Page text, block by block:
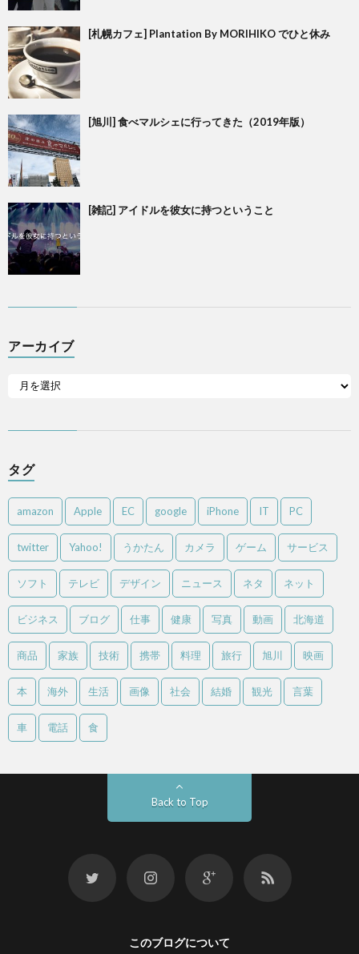
[札幌カフェ] Plantation By MORIHIKO でひと休み
[旭川] 食べマルシェに行ってきた（2019年版）
[雑記] アイドルを彼女に持つということ
アーカイブ
タグ
amazon Apple EC google iPhone IT PC
twitter Yahoo! うかたん カメラ ゲーム サービス
ソフト テレビ デザイン ニュース ネタ ネット
ビジネス ブログ 仕事 健康 写真 動画 北海道
商品 家族 技術 携帯 料理 旅行 旭川 映画
本 海外 生活 画像 社会 結婚 観光 言葉
車 電話 食
Back to Top
このブログについて